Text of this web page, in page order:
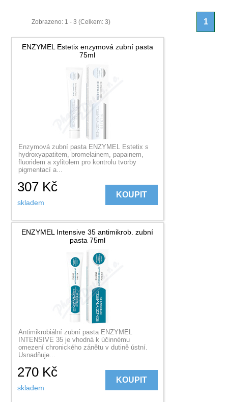
Zobrazeno: 1 - 3 (Celkem: 3) 1
ENZYMEL Estetix enzymová zubní pasta
75ml
Enzymová zubní pasta ENZYMEL Estetix s
hydroxyapatitem, bromelainem, papainem,
fluoridem a xylitolem pro kontrolu tvorby
pigmentací a...
307 Kč
skladem
KOUPIT
ENZYMEL Intensive 35 antimikrob. zubní
pasta 75ml
Antimikrobiální zubní pasta ENZYMEL
INTENSIVE 35 je vhodná k účinnému
omezení chronického zánětu v dutině ústní.
Usnadňuje...
270 Kč
skladem
KOUPIT